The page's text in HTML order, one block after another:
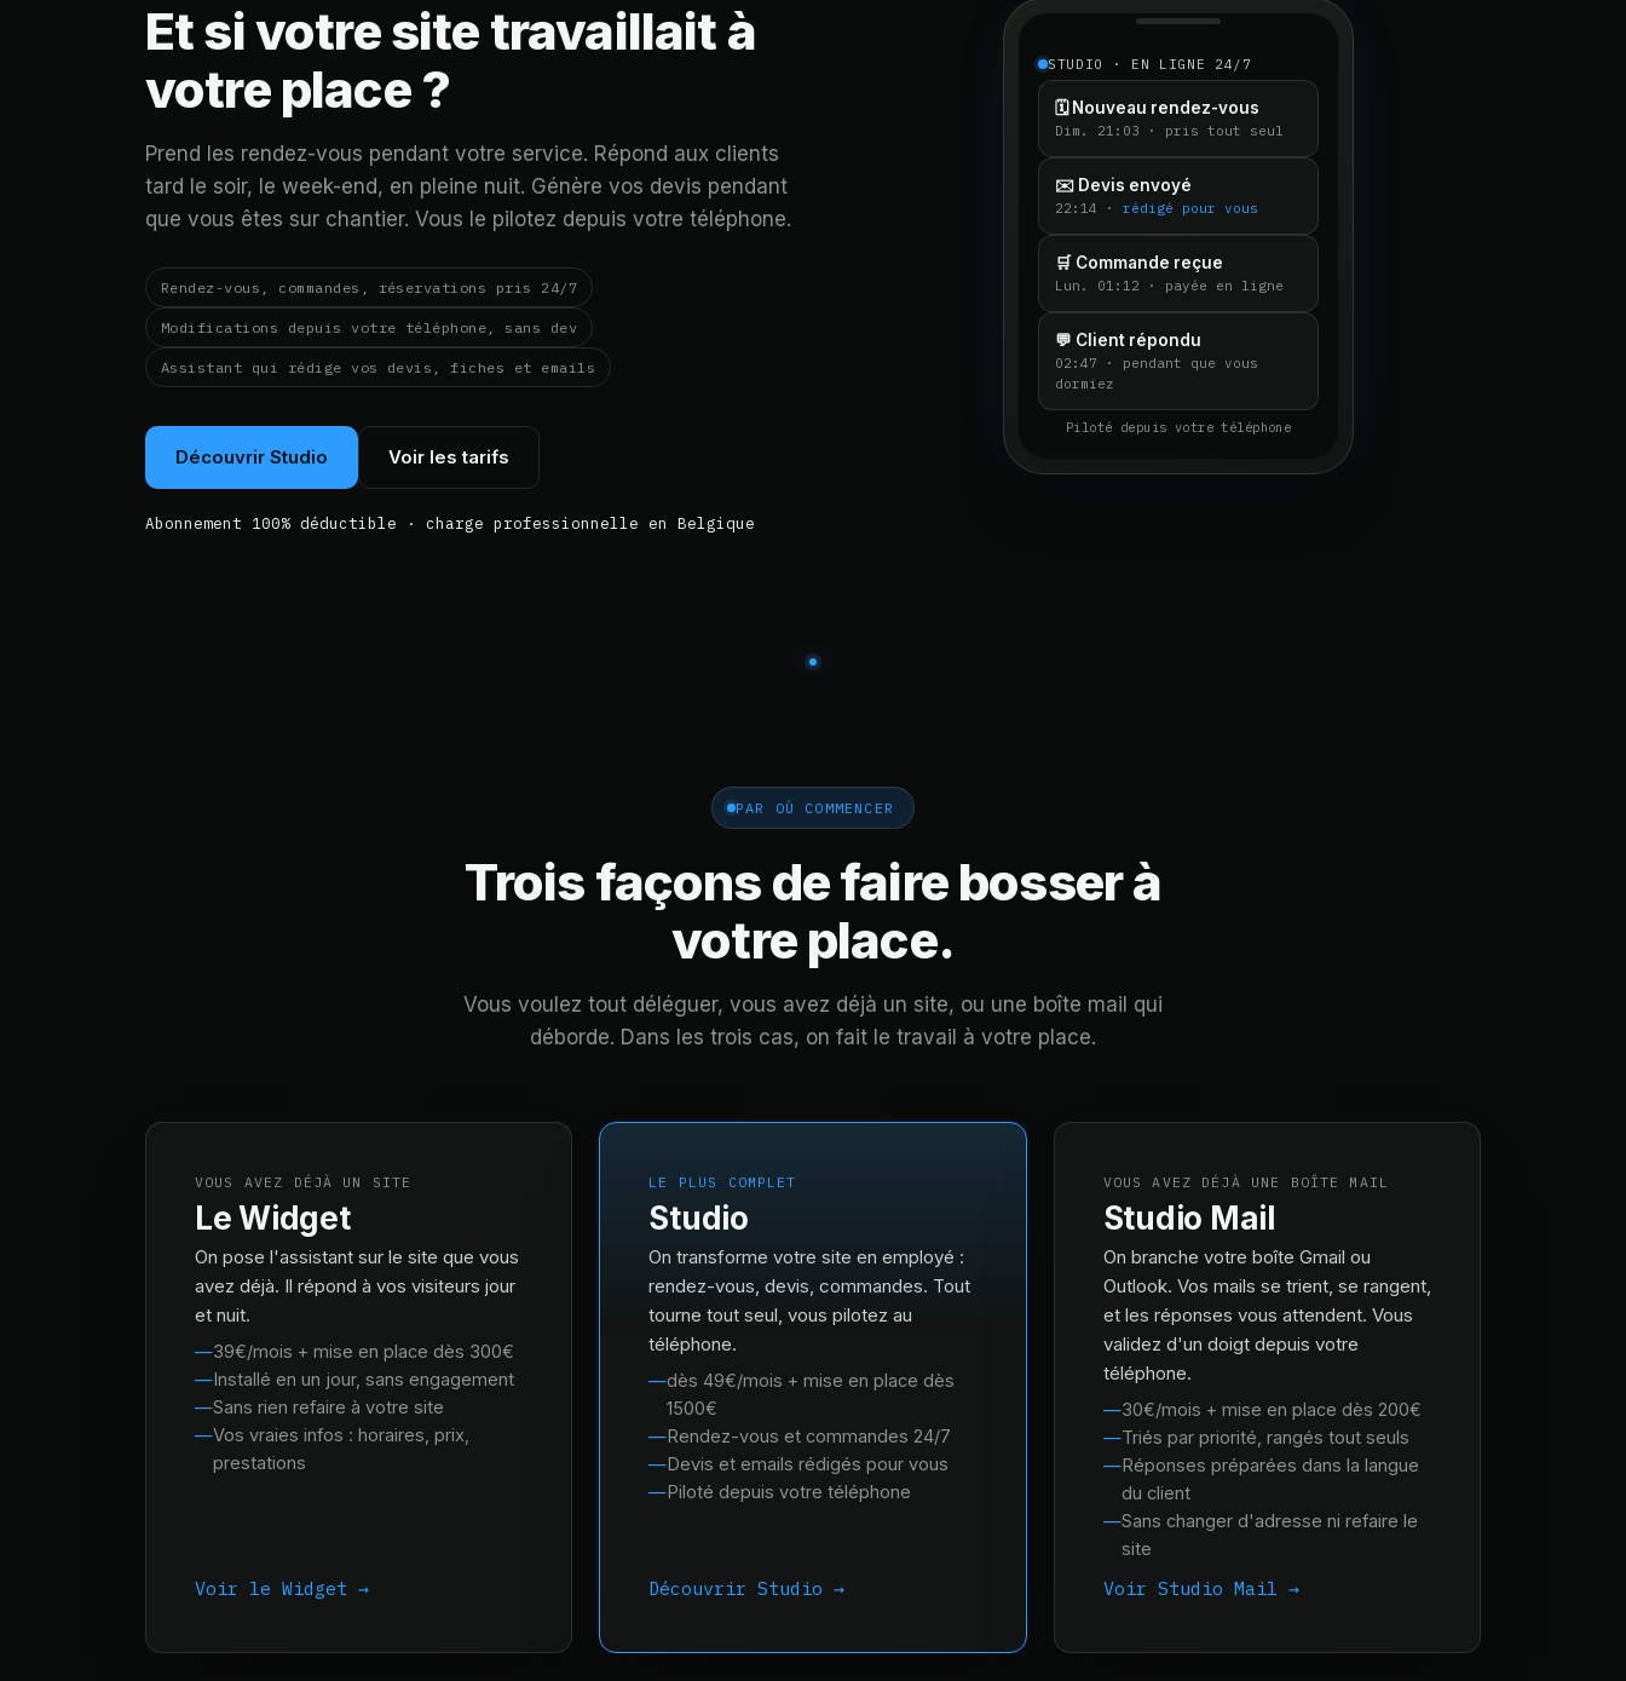
Et si votre site travaillait à
votre place ?
Prend les rendez-vous pendant votre service. Répond aux clients
tard le soir, le week-end, en pleine nuit. Génère vos devis pendant
que vous êtes sur chantier. Vous le pilotez depuis votre téléphone.
Rendez-vous, commandes, réservations pris 24/7
Modifications depuis votre téléphone, sans dev
Assistant qui rédige vos devis, fiches et emails
Découvrir Studio Voir les tarifs
Abonnement 100% déductible · charge professionnelle en Belgique
STUDIO · EN LIGNE 24/7
🗓️ Nouveau rendez-vous
Dim. 21:03 · pris tout seul
✉️ Devis envoyé
22:14 ·rédigé pour vous
🛒 Commande reçue
Lun. 01:12 · payée en ligne
💬 Client répondu
02:47 · pendant que vous
dormiez
Piloté depuis votre téléphone
PAR OÙ COMMENCER
Trois façons de faire bosser à
votre place.
Vous voulez tout déléguer, vous avez déjà un site, ou une boîte mail qui
déborde. Dans les trois cas, on fait le travail à votre place.
VOUS AVEZ DÉJÀ UN SITE
Le Widget
On pose l'assistant sur le site que vous
avez déjà. Il répond à vos visiteurs jour
et nuit.
39€/mois + mise en place dès 300€
Installé en un jour, sans engagement
Sans rien refaire à votre site
Vos vraies infos : horaires, prix,
prestations
Voir le Widget →
LE PLUS COMPLET
Studio
On transforme votre site en employé :
rendez-vous, devis, commandes. Tout
tourne tout seul, vous pilotez au
téléphone.
dès 49€/mois + mise en place dès
1500€
Rendez-vous et commandes 24/7
Devis et emails rédigés pour vous
Piloté depuis votre téléphone
Découvrir Studio →
VOUS AVEZ DÉJÀ UNE BOÎTE MAIL
Studio Mail
On branche votre boîte Gmail ou
Outlook. Vos mails se trient, se rangent,
et les réponses vous attendent. Vous
validez d'un doigt depuis votre
téléphone.
30€/mois + mise en place dès 200€
Triés par priorité, rangés tout seuls
Réponses préparées dans la langue
du client
Sans changer d'adresse ni refaire le
site
Voir Studio Mail →